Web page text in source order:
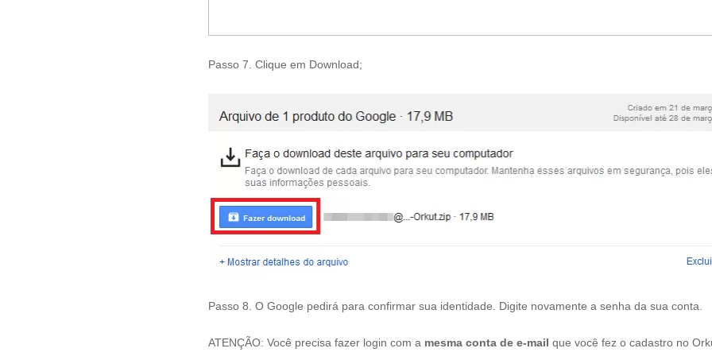
Passo 7. Clique em Download;
Passo 8. O Google pedirá para confirmar sua identidade. Digite novamente a senha da sua conta.
ATENÇÃO: Você precisa fazer login com a mesma conta de e-mail que você fez o cadastro no